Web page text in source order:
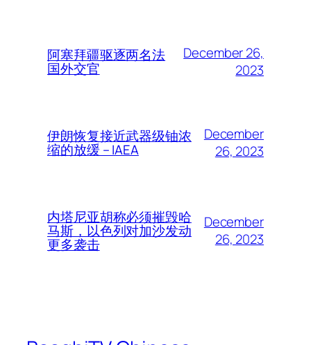
阿塞拜疆驱逐两名法
国外交官
December 26,
2023
伊朗恢复接近武器级铀浓
缩的放缓 – IAEA
December
26, 2023
内塔尼亚胡称必须摧毁哈
马斯，以色列对加沙发动
更多袭击
December
26, 2023